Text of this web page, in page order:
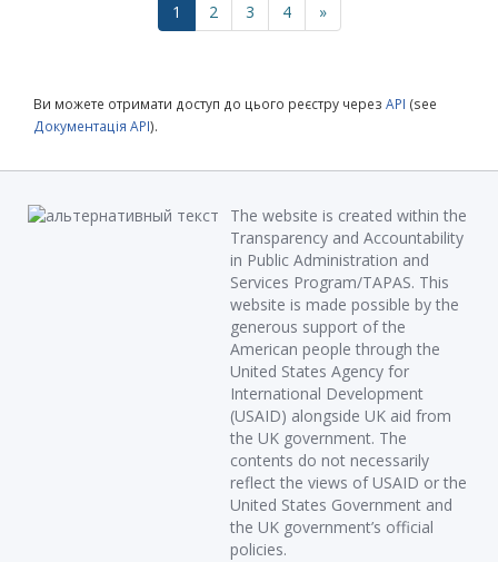
1 2 3 4 »
Ви можете отримати доступ до цього реєстру через API (see
Документація API).
The website is created within the
Transparency and Accountability
in Public Administration and
Services Program/TAPAS. This
website is made possible by the
generous support of the
American people through the
United States Agency for
International Development
(USAID) alongside UK aid from
the UK government. The
contents do not necessarily
reflect the views of USAID or the
United States Government and
the UK government’s official
policies.